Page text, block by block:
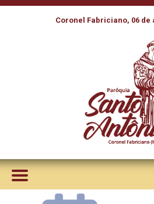
Coronel Fabriciano, 06 de